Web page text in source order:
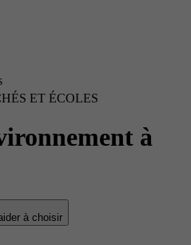
ET ÉCOLES
à
à choisir